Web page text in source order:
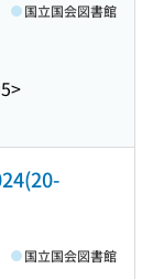
国立国会図書館
国立国会図書館